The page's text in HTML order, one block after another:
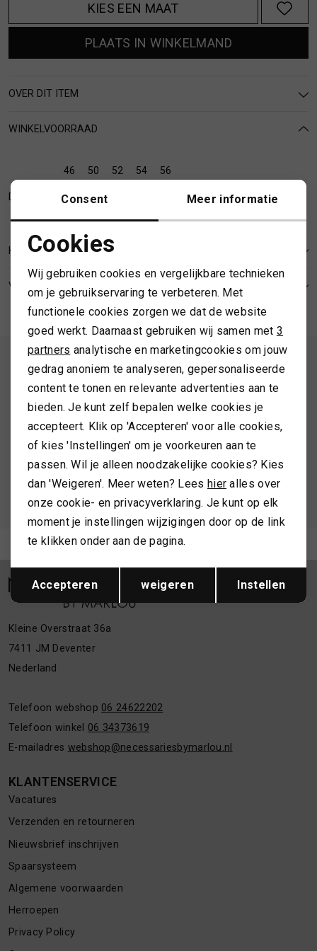
REGENLAARZEN
ROKKEN
SHORTS
SIERADEN
SOKKEN
TASSEN
TOPS EN SHIRTS
TRUIEN
VESTEN
SOKKEN
T-SHIRTS
TRUIEN
VESTEN
KIES EEN MAAT
PLAATS IN WINKELMAND
OVER DIT ITEM
WINKELVOORRAAD
46 50 52 54 56
Deventer
KENMERKEN
VERZENDEN EN RETOURNEREN
ALTIJD ALS EERSTE OP DE HOOGTE ZIJN?
Schrijf je in en ontvang 10% korting op je 1e bestelling
AANMELDEN
Hoe we met je data omgaan? Bekijk dit in onze
privacyverklaring.
Meld je aan voor de nieuwsbrief
Kleine Overstraat 36a
7411 JM Deventer
Nederland
Telefoon webshop 06 24622202
Telefoon winkel 06 34373619
E-mailadres webshop@necessariesbymarlou.nl
KLANTENSERVICE
Vacatures
Verzenden en retourneren
Nieuwsbrief inschrijven
Spaarsysteem
Algemene voorwaarden
Herroepen
Privacy Policy
Noodzakelijke cookies
Analytische cookies
Marketing cookies
Terug Opslaan
Consent Meer informatie
Cookies
Wij gebruiken cookies en vergelijkbare technieken
om je gebruikservaring te verbeteren. Met
functionele cookies zorgen we dat de website
goed werkt. Daarnaast gebruiken wij samen met 3
partners analytische en marketingcookies om jouw
gedrag anoniem te analyseren, gepersonaliseerde
content te tonen en relevante advertenties aan te
bieden. Je kunt zelf bepalen welke cookies je
accepteert. Klik op 'Accepteren' voor alle cookies,
of kies 'Instellingen' om je voorkeuren aan te
passen. Wil je alleen noodzakelijke cookies? Kies
dan 'Weigeren'. Meer weten? Lees hier alles over
onze cookie- en privacyverklaring. Je kunt op elk
moment je instellingen wijzigingen door op de link
te klikken onder aan de pagina.
Accepteren weigeren Instellen